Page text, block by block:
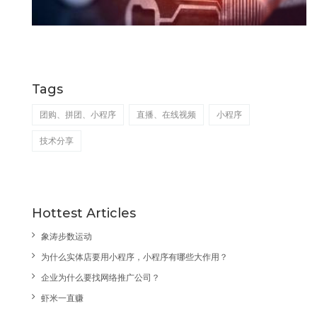
Tags
团购、拼团、小程序 直播、在线视频 小程序
技术分享
Hottest Articles
象涛步数运动
为什么实体店要用小程序，小程序有哪些大作用？
企业为什么要找网络推广公司？
虾米一直赚